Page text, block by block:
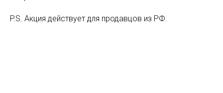
P.S. Акция действует для продавцов из РФ.